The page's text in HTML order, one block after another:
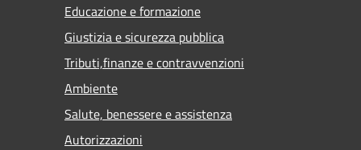
Educazione e formazione
Giustizia e sicurezza pubblica
Tributi,finanze e contravvenzioni
Ambiente
Salute, benessere e assistenza
Autorizzazioni